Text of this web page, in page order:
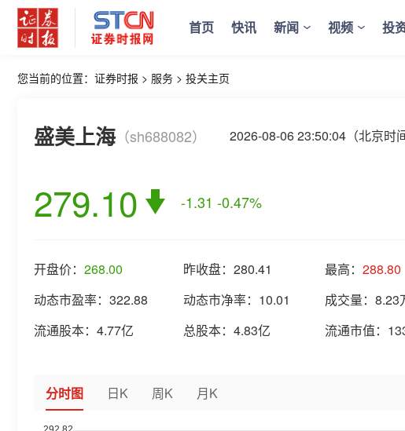
首页 快讯 新闻 视频 投
您当前的位置： 证券时报 > 服务 > 投关主页
盛美上海 （sh688082） 2026-08-06 23:50:04（北京时间
279.10 -1.31 -0.47%
开盘价： 268.00 昨收盘： 280.41 最高： 288.80
动态市盈率： 322.88 动态市净率： 10.01 成交量： 8.23
流通股本： 4.77亿 总股本： 4.83亿 流通市值：
分时图 日K 周K 月K